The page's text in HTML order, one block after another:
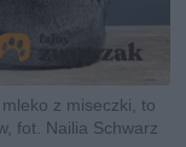
z miseczki, to
fot. Nailia Schwarz